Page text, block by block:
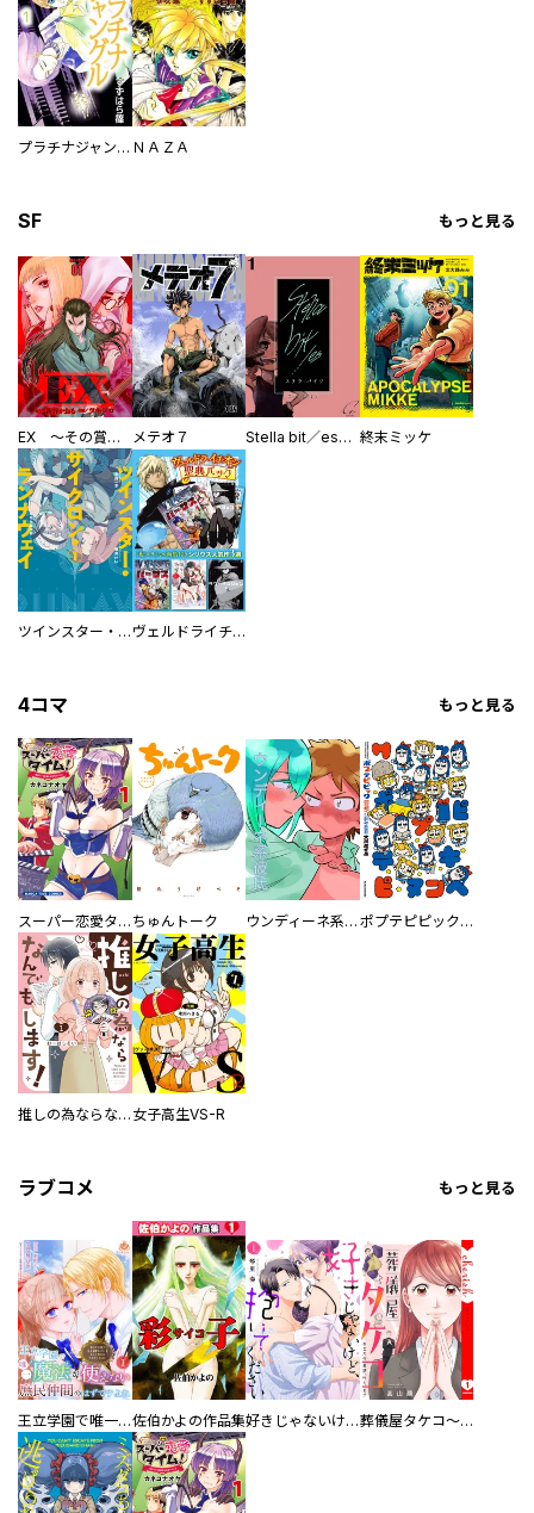
プラチナジャングル ＮＡＺＡ
SF もっと見る
EX ～その賞金稼ぎは、世界の出口を探す～【単行本版】 メテオ７ Stella bit／es【単話版】 終末ミッケ
ツインスター・サイクロン・ランナウェイ ヴェルドライチオシ聖典パック 『転スラ』ミニ画集付き シリウス人気作３選
4コマ もっと見る
スーパー恋愛タイム！～現場でドＳな彼女は自宅でデレる～ ちゅんトーク ウンディーネ系彼氏 ポプテピピック SEASON EIGHT
推しの為ならなんでもします！ 女子高生VS-R
ラブコメ もっと見る
王立学園で唯一魔法が使えない庶民仲間のはずですよね～実は王子様で私を溺愛しているなんて告白はやめてください～佐伯かよの作品集 好きじゃないけど、抱いてください【電子単行本版／特典おまけ付き】 葬儀屋タケコ～あなたの最期、叶えます【電子単行本版】